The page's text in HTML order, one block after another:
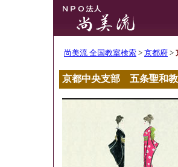
尚美流 全国教室検索 > 京都府 >
京都中央支部 五条聖和